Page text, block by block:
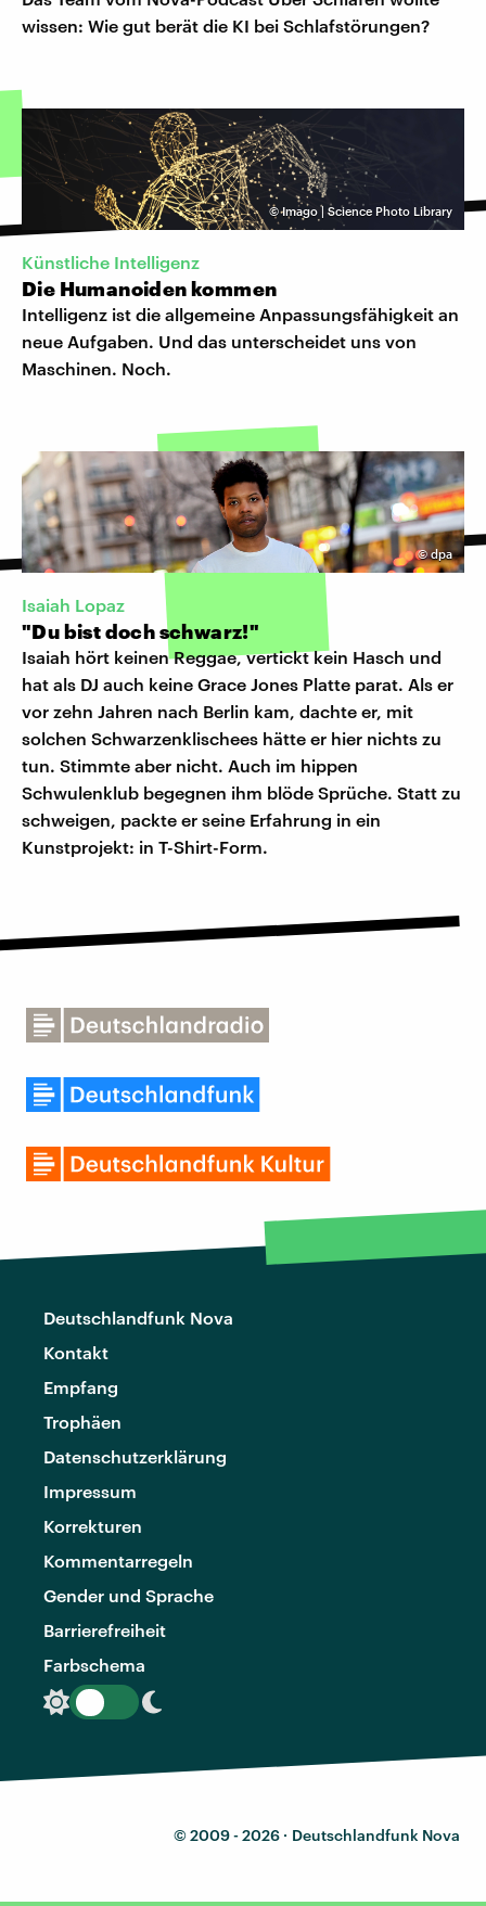
wissen: Wie gut berät die KI bei Schlafstörungen?
©Imago | Science Photo Library
Künstliche Intelligenz
Die Humanoiden kommen
Intelligenz ist die allgemeine Anpassungsfähigkeit an
neue Aufgaben. Und das unterscheidet uns von
Maschinen. Noch.
©dpa
Isaiah Lopaz
"Du bist doch schwarz!"
Isaiah hört keinen Reggae, vertickt kein Hasch und
hat als DJ auch keine Grace Jones Platte parat. Als er
vor zehn Jahren nach Berlin kam, dachte er, mit
solchen Schwarzenklischees hätte er hier nichts zu
tun. Stimmte aber nicht. Auch im hippen
Schwulenklub begegnen ihm blöde Sprüche. Statt zu
schweigen, packte er seine Erfahrung in ein
Kunstprojekt: in T-Shirt-Form.
Deutschlandfunk Nova
Kontakt
Empfang
Trophäen
Datenschutzerklärung
Impressum
Korrekturen
Kommentarregeln
Gender und Sprache
Barrierefreiheit
Farbschema
© 2009 - 2026 · Deutschlandfunk Nova